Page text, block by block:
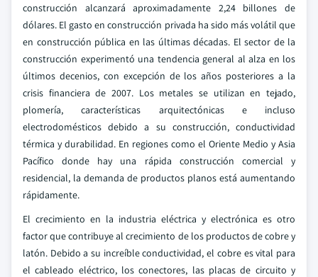
construcción alcanzará aproximadamente 2,24 billones de
dólares. El gasto en construcción privada ha sido más volátil que
en construcción pública en las últimas décadas. El sector de la
construcción experimentó una tendencia general al alza en los
últimos decenios, con excepción de los años posteriores a la
crisis financiera de 2007. Los metales se utilizan en tejado,
plomería, características arquitectónicas e incluso
electrodomésticos debido a su construcción, conductividad
térmica y durabilidad. En regiones como el Oriente Medio y Asia
Pacífico donde hay una rápida construcción comercial y
residencial, la demanda de productos planos está aumentando
rápidamente.
El crecimiento en la industria eléctrica y electrónica es otro
factor que contribuye al crecimiento de los productos de cobre y
latón. Debido a su increíble conductividad, el cobre es vital para
el cableado eléctrico, los conectores, las placas de circuito y